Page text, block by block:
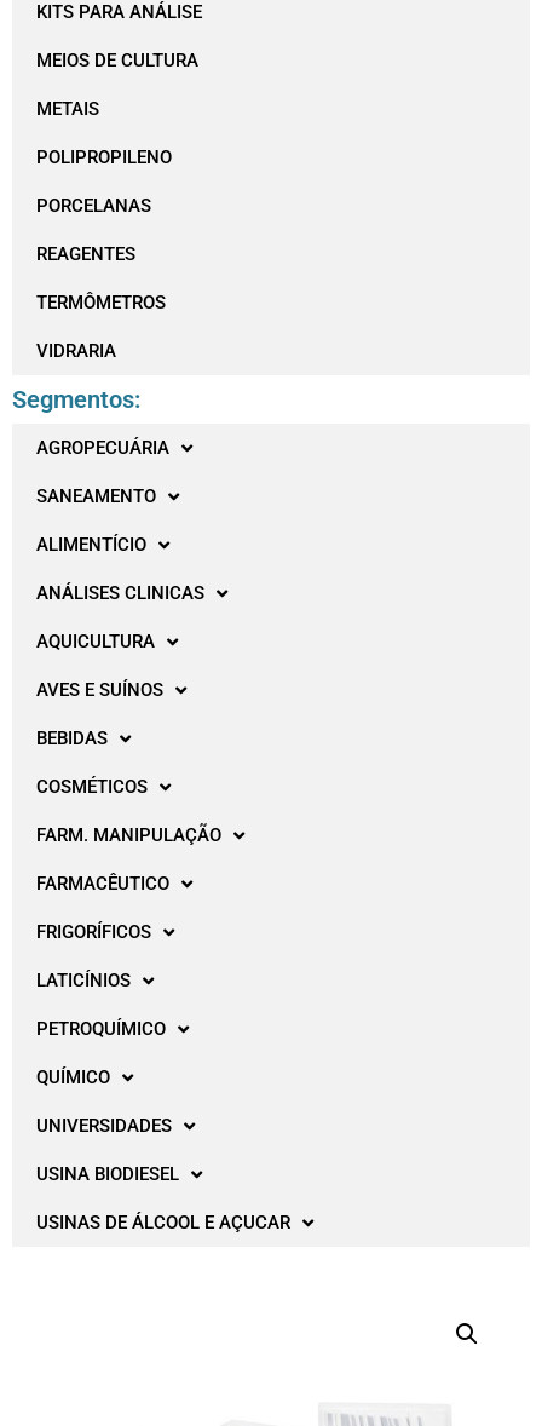
KITS PARA ANÁLISE
MEIOS DE CULTURA
METAIS
POLIPROPILENO
PORCELANAS
REAGENTES
TERMÔMETROS
VIDRARIA
Segmentos:
AGROPECUÁRIA
SANEAMENTO
ALIMENTÍCIO
ANÁLISES CLINICAS
AQUICULTURA
AVES E SUÍNOS
BEBIDAS
COSMÉTICOS
FARM. MANIPULAÇÃO
FARMACÊUTICO
FRIGORÍFICOS
LATICÍNIOS
PETROQUÍMICO
QUÍMICO
UNIVERSIDADES
USINA BIODIESEL
USINAS DE ÁLCOOL E AÇUCAR